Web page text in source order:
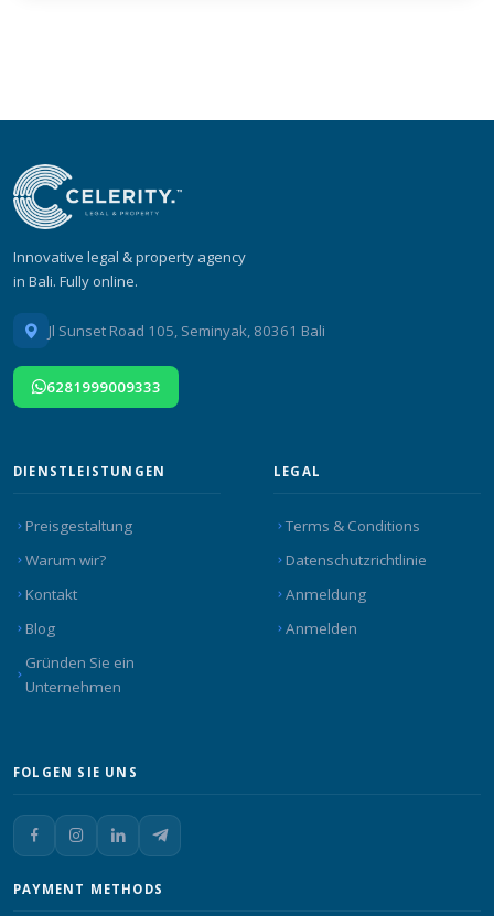
Innovative legal & property agency
in Bali. Fully online.
Jl Sunset Road 105, Seminyak, 80361 Bali
6281999009333
DIENSTLEISTUNGEN
Preisgestaltung
Warum wir?
Kontakt
Blog
Gründen Sie ein
Unternehmen
LEGAL
Terms & Conditions
Datenschutzrichtlinie
Anmeldung
Anmelden
FOLGEN SIE UNS
PAYMENT METHODS